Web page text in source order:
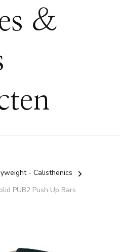
&
- Calisthenics
PUB2 Push Up Bars